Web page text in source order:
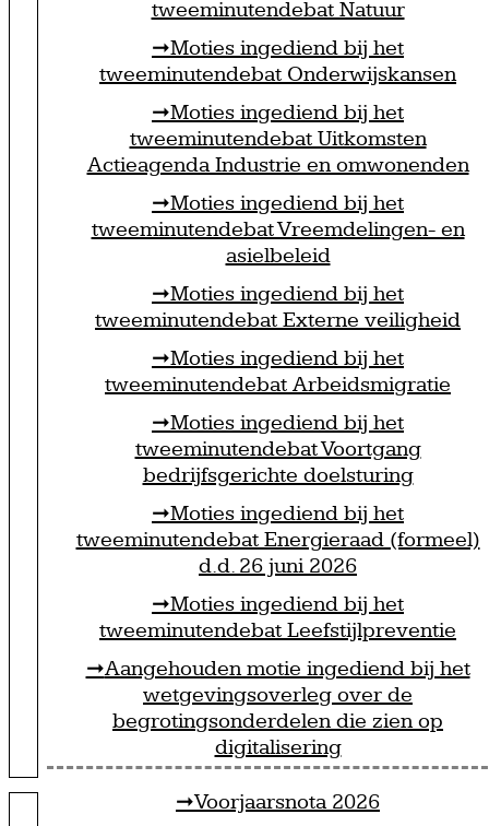
tweeminutendebat Natuur
Moties ingediend bij het
tweeminutendebat Onderwijskansen
Moties ingediend bij het
tweeminutendebat Uitkomsten
Actieagenda Industrie en omwonenden
Moties ingediend bij het
tweeminutendebat Vreemdelingen- en
asielbeleid
Moties ingediend bij het
tweeminutendebat Externe veiligheid
Moties ingediend bij het
tweeminutendebat Arbeidsmigratie
Moties ingediend bij het
tweeminutendebat Voortgang
bedrijfsgerichte doelsturing
Moties ingediend bij het
tweeminutendebat Energieraad (formeel)
d.d. 26 juni 2026
Moties ingediend bij het
tweeminutendebat Leefstijlpreventie
Aangehouden motie ingediend bij het
wetgevingsoverleg over de
begrotingsonderdelen die zien op
digitalisering
Voorjaarsnota 2026